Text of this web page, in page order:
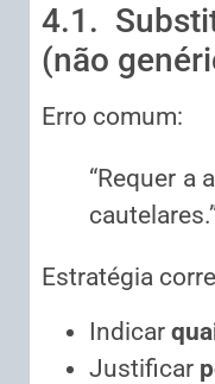
4.1.
(não
Erro comum:
“Requer a
Estratégia
Indicar
Justificar